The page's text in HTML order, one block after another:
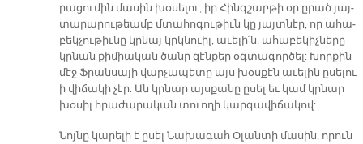
րա­ցու­մին մա­սին խօ­սե­լու, իր Հինգ­շաբ­թի օր ը­րած յայ­
տա­րա­րու­թեամբ մտա­հո­գու­թիւն կը յայտ­նէր, որ ա­հա­
բեկ­չու­թիւ­նը կրնայ կրկնուիլ, ա­ւե­լի՛ն, ա­հա­բե­կիչ­նե­րը
կրնան քի­միա­կան ծանր զէն­քեր օգ­տա­գոր­ծել: Խոր­քին
մէջ Ֆրան­սա­յի վար­չա­պե­տը այս խօս­քէն ա­ւե­լին ը­սե­լու
ի վի­ճա­կի չէր: Ան կրնար այս­քա­նը ը­սել եւ կամ կրնար
խօ­սիլ հրա­ժա­րա­կան տուո­ղի կար­գա­վի­ճա­կով:
Նոյ­նը կա­րե­լի է ը­սել Նա­խա­գահ Օ­լան­տի մա­սին, ո­րուն